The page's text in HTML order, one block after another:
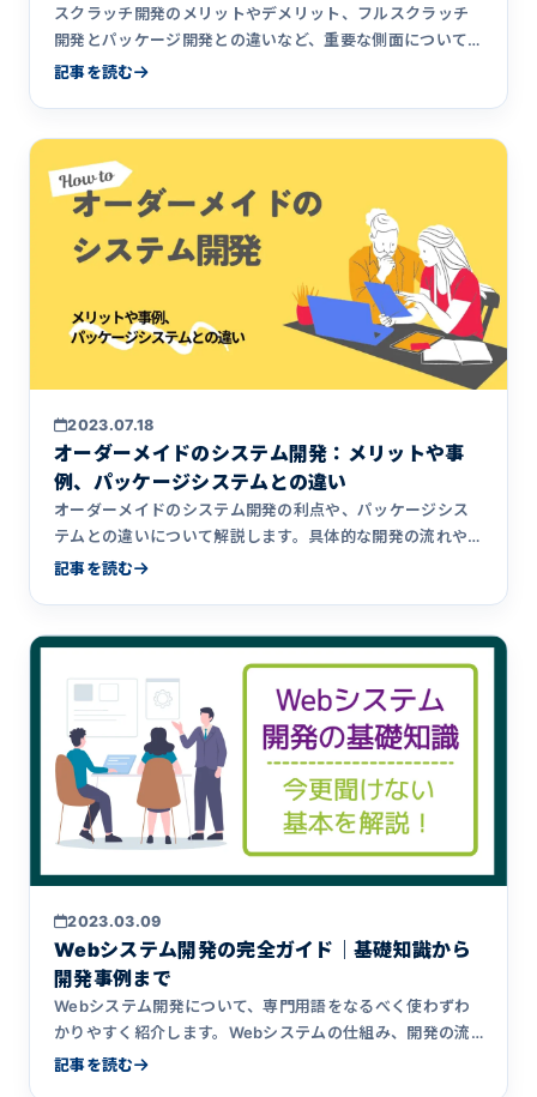
スクラッチ開発のメリットやデメリット、フルスクラッチ
開発とパッケージ開発との違いなど、重要な側面について
深く掘り下げていきます。
記事を読む
2023.07.18
オーダーメイドのシステム開発：メリットや事
例、パッケージシステムとの違い
オーダーメイドのシステム開発の利点や、パッケージシス
テムとの違いについて解説します。具体的な開発の流れや
成功事例についても紹介。
記事を読む
2023.03.09
Webシステム開発の完全ガイド｜基礎知識から
開発事例まで
Webシステム開発について、専門用語をなるべく使わずわ
かりやすく紹介します。Webシステムの仕組み、開発の流
れ、開発事例を解説。
記事を読む